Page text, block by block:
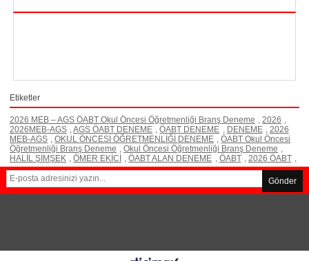
Etiketler
2026 MEB – AGS ÖABT Okul Öncesi Öğretmenliği Branş Deneme , 2026 ,
2026MEB-AGS ,AGS ÖABT DENEME , ÖABT DENEME , DENEME , 2026
MEB-AGS , OKUL ÖNCESİ ÖĞRETMENLİĞİ DENEME , ÖABT Okul Öncesi
Öğretmenliği Branş Deneme , Okul Öncesi Öğretmenliği Branş Deneme ,
HALİL ŞİMŞEK , ÖMER EKİCİ , ÖABT ALAN DENEME , ÖABT , 2026 ÖABT ,
Gönder